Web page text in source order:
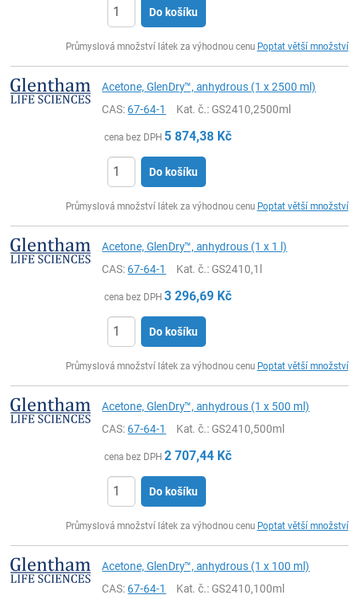
Do košíku
Průmyslová množství látek za výhodnou cenu Poptat větší množství
Acetone, GlenDry™, anhydrous (1 x 2500 ml)
CAS:67-64-1 Kat. č.: GS2410,2500ml
cena bez DPH 5 874,38 Kč
Do košíku
Průmyslová množství látek za výhodnou cenu Poptat větší množství
Acetone, GlenDry™, anhydrous (1 x 1 l)
CAS:67-64-1 Kat. č.: GS2410,1l
cena bez DPH 3 296,69 Kč
Do košíku
Průmyslová množství látek za výhodnou cenu Poptat větší množství
Acetone, GlenDry™, anhydrous (1 x 500 ml)
CAS:67-64-1 Kat. č.: GS2410,500ml
cena bez DPH 2 707,44 Kč
Do košíku
Průmyslová množství látek za výhodnou cenu Poptat větší množství
Acetone, GlenDry™, anhydrous (1 x 100 ml)
CAS:67-64-1 Kat. č.: GS2410,100ml